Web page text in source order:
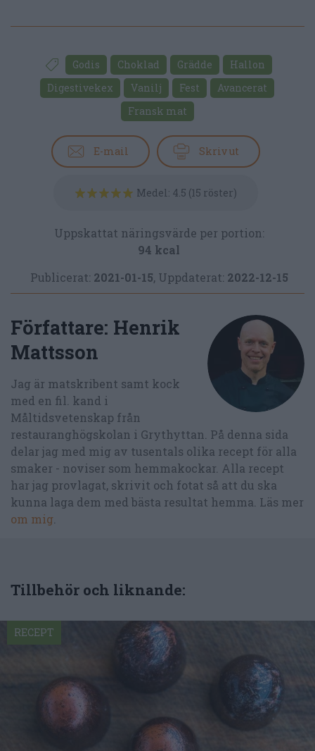
Godis Choklad Grädde
Hallon
Digestivekex
Vanilj Fest
Avancerat
Fransk mat
E-mail Skriv ut
Medel: 4.5 (15 röster)
Uppskattat näringsvärde per portion:
94 kcal
Publicerat: 2021-01-15, Uppdaterat: 2022-12-15
Författare: Henrik
Mattsson
Jag är matskribent samt kock
med en fil. kand i
Måltidsvetenskap från
restauranghögskolan i Grythyttan. På denna sida
delar jag med mig av tusentals olika recept för alla
smaker - noviser som hemmakockar. Alla recept
har jag provlagat, skrivit och fotat så att du ska
kunna laga dem med bästa resultat hemma. Läs mer
om mig
Tillbehör och liknande:
RECEPT